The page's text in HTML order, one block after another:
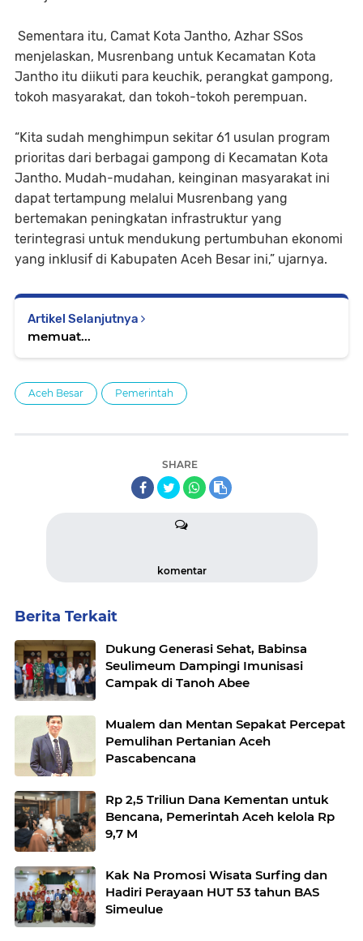
Sementara itu, Camat Kota Jantho, Azhar SSos
menjelaskan, Musrenbang untuk Kecamatan Kota
Jantho itu diikuti para keuchik, perangkat gampong,
tokoh masyarakat, dan tokoh-tokoh perempuan.
“Kita sudah menghimpun sekitar 61 usulan program
prioritas dari berbagai gampong di Kecamatan Kota
Jantho. Mudah-mudahan, keinginan masyarakat ini
dapat tertampung melalui Musrenbang yang
bertemakan peningkatan infrastruktur yang
terintegrasi untuk mendukung pertumbuhan ekonomi
yang inklusif di Kabupaten Aceh Besar ini,” ujarnya.
Artikel Selanjutnya
memuat...
Aceh Besar Pemerintah
SHARE
komentar
Berita Terkait
Dukung Generasi Sehat, Babinsa
Seulimeum Dampingi Imunisasi
Campak di Tanoh Abee
Mualem dan Mentan Sepakat Percepat
Pemulihan Pertanian Aceh
Pascabencana
Rp 2,5 Triliun Dana Kementan untuk
Bencana, Pemerintah Aceh kelola Rp
9,7 M
Kak Na Promosi Wisata Surfing dan
Hadiri Perayaan HUT 53 tahun BAS
Simeulue